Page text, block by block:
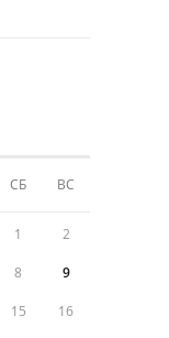
СБ ВС
1 2
8 9
15 16